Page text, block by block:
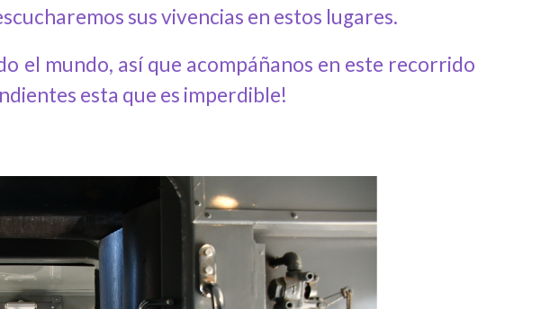
sus vivencias en estos lugares.
el mundo, así que acompáñanos en este recorrido
esta que es imperdible!